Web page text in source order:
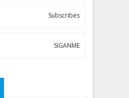
Subscribes
SIGANME